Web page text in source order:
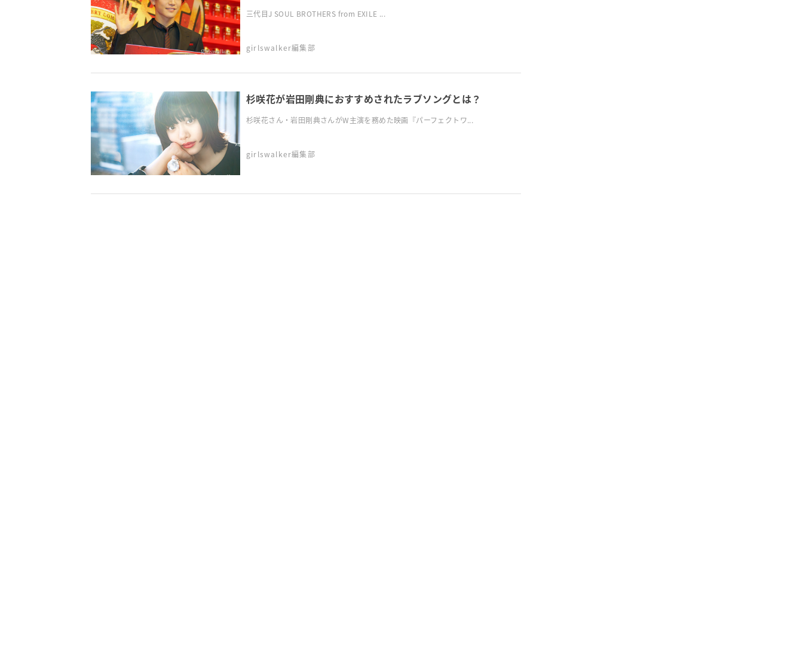
三代目J SOUL BROTHERS from EXILE ...
girlswalker編集部
杉咲花が岩田剛典におすすめされたラブソングとは？
杉咲花さん・岩田剛典さんがW主演を務めた映画『パーフェクトワ...
girlswalker編集部